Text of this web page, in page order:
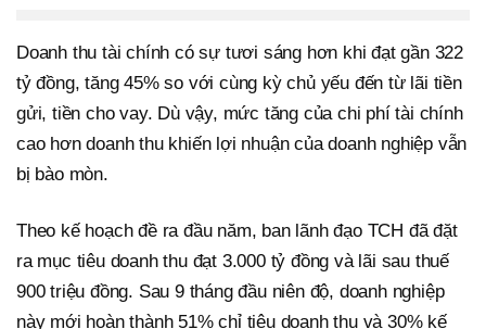
Doanh thu tài chính có sự tươi sáng hơn khi đạt gần 322
tỷ đồng, tăng 45% so với cùng kỳ chủ yếu đến từ lãi tiền
gửi, tiền cho vay. Dù vậy, mức tăng của chi phí tài chính
cao hơn doanh thu khiến lợi nhuận của doanh nghiệp vẫn
bị bào mòn.
Theo kế hoạch đề ra đầu năm, ban lãnh đạo TCH đã đặt
ra mục tiêu doanh thu đạt 3.000 tỷ đồng và lãi sau thuế
900 triệu đồng. Sau 9 tháng đầu niên độ, doanh nghiệp
này mới hoàn thành 51% chỉ tiêu doanh thu và 30% kế